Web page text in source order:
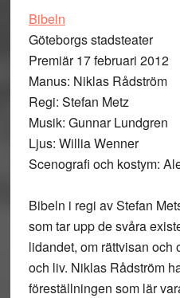
Bibeln
Göteborgs stadsteater
Premiär 17 februari 2012
Manus: Niklas Rådström
Regi: Stefan Metz
Musik: Gunnar Lundgren
Ljus: Willia Wenner
Scenografi och kostym:
Bibeln i regi av Stefan
som tar upp de svåra
lidandet, om rättvisan och
och liv. Niklas Rådström
föreställningen som lär